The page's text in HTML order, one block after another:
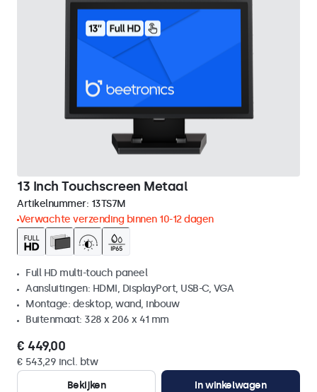
13 Inch Touchscreen Metaal
Artikelnummer: 13TS7M
Verwachte verzending binnen 10-12 dagen
Full HD multi-touch paneel
Aansluitingen: HDMI, DisplayPort, USB-C, VGA
Montage: desktop, wand, inbouw
Buitenmaat: 328 x 206 x 41 mm
€ 449,00
€ 543,29 incl. btw
Bekijken
In winkelwagen